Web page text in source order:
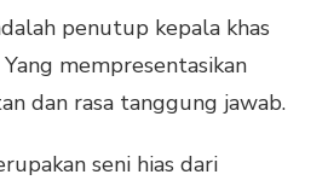
penutup kepala khas
mempresentasikan
dan rasa tanggung jawab.
seni hias dari